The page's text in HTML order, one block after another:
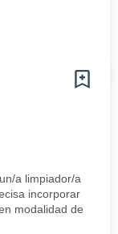
a limpiador/a
incorporar
modalidad de